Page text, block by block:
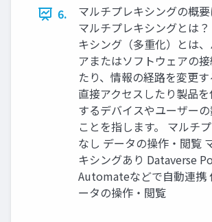
6.
マルチプレキシングの概要
マルチプレキシングとは
キシング（多重化）とは
アまたはソフトウェアの
たり、情報の経路を変更
直接アクセスしたり製品
するデバイスやユーザー
ことを指します。 マルチ
なし データの操作・閲覧
キシングあり Dataverse
Automateなどで自動連携
ータの操作・閲覧